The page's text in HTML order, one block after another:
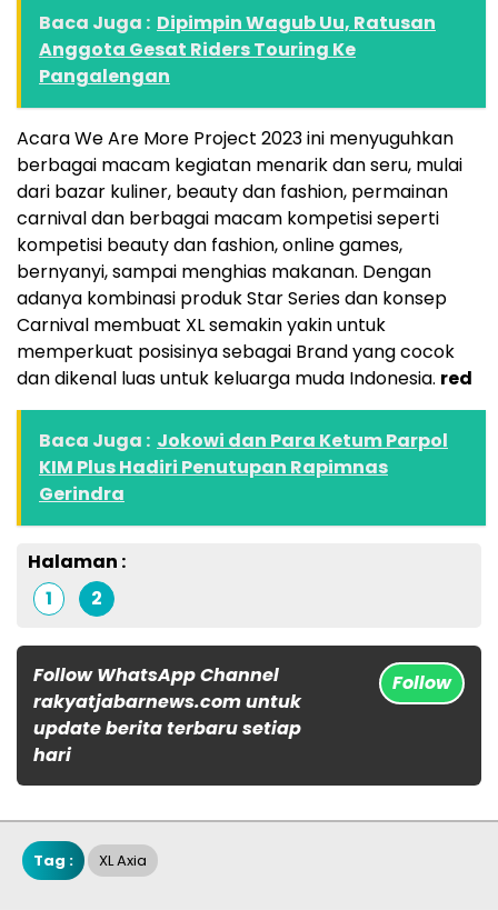
Baca Juga : Dipimpin Wagub Uu, Ratusan
Anggota Gesat Riders Touring Ke
Pangalengan
Acara We Are More Project 2023 ini menyuguhkan
berbagai macam kegiatan menarik dan seru, mulai
dari bazar kuliner, beauty dan fashion, permainan
carnival dan berbagai macam kompetisi seperti
kompetisi beauty dan fashion, online games,
bernyanyi, sampai menghias makanan. Dengan
adanya kombinasi produk Star Series dan konsep
Carnival membuat XL semakin yakin untuk
memperkuat posisinya sebagai Brand yang cocok
dan dikenal luas untuk keluarga muda Indonesia. red
Baca Juga : Jokowi dan Para Ketum Parpol
KIM Plus Hadiri Penutupan Rapimnas
Gerindra
Halaman :
1
2
Follow WhatsApp Channel
rakyatjabarnews.com untuk
update berita terbaru setiap
hari
Follow
Tag : XL Axia